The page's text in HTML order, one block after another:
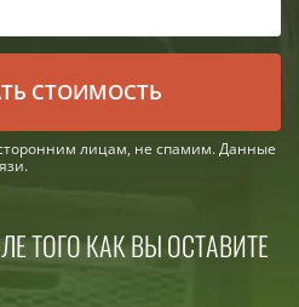
СТОИМОСТЬ
лицам, не спамим. Данные
ТОГО КАК ВЫ ОСТАВИТЕ